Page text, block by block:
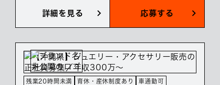
詳細を見る 応募する
残業20時間未満 育休・産休制度あり
車通勤可